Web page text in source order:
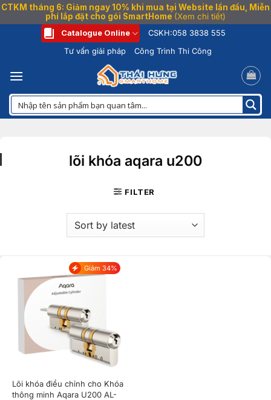
CTKM tháng 6: Giảm ngay 10% khi mua tại Website lần đầu, Miễn
phí lắp đặt cho gói SmartHome (Xem chi tiết)
dung
Catalogue Online CSKH:058 3838 555
Tư vấn giải pháp
Công Trình Thi Công
lõi khóa aqara u200
FILTER
Giảm 34%
Lõi khóa điều chỉnh cho Khóa
thông minh Aqara U200 AL-